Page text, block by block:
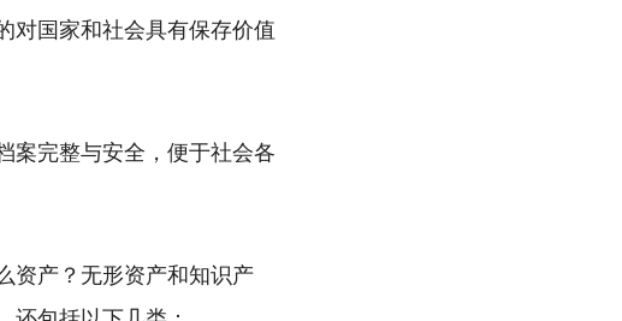
对国家和社会具有保存价值
案完整与安全，便于社会各
资产？无形资产和知识产